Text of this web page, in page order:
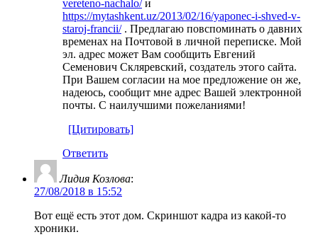
vereteno-nachalo/и
https://mytashkent.uz/2013/02/16/yaponec-i-shved-v-
staroj-francii/. Предлагаю повспоминать о давних
временах на Почтовой в личной переписке. Мой
эл. адрес может Вам сообщить Евгений
Семенович Скляревский, создатель этого сайта.
При Вашем согласии на мое предложение он же,
надеюсь, сообщит мне адрес Вашей электронной
почты. С наилучшими пожеланиями!
[Цитировать]
Ответить
Лидия Козлова:
27/08/2018 в 15:52
Вот ещё есть этот дом. Скриншот кадра из какой-то
хроники.